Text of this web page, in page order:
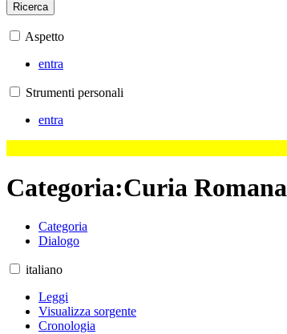
Ricerca
Aspetto
entra
Strumenti personali
entra
Categoria:Curia Romana
Categoria
Dialogo
italiano
Leggi
Visualizza sorgente
Cronologia